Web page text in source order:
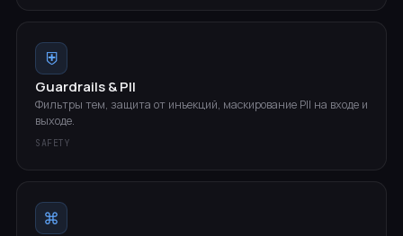
⛨
Guardrails & PII
Фильтры тем, защита от инъекций, маскирование PII на входе и
выходе.
SAFETY
⌘